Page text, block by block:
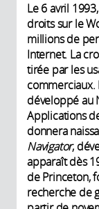
Le 6 avril
droits sur le
millions de
Internet. La
tirée par les
commerciaux.
développé au
Applications
donnera
Navigator,
apparaît dès
de Princeton,
recherche de